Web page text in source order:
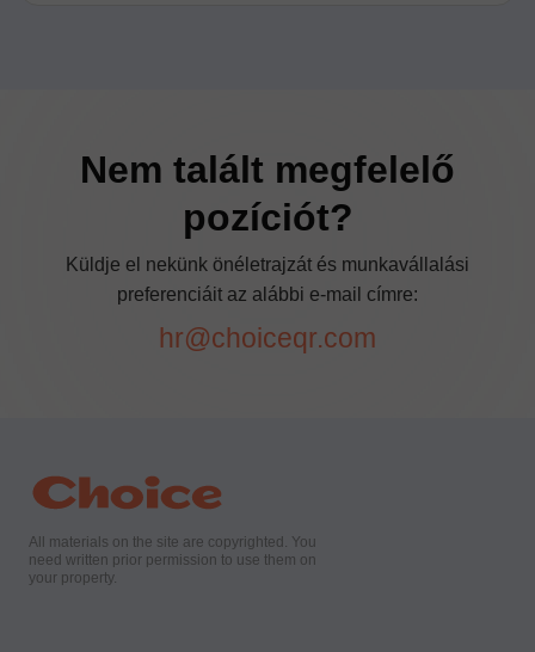
Nem talált megfelelő
pozíciót?
Küldje el nekünk önéletrajzát és munkavállalási
preferenciáit az alábbi e-mail címre:
hr@choiceqr.com
All materials on the site are copyrighted. You
need written prior permission to use them on
your property.